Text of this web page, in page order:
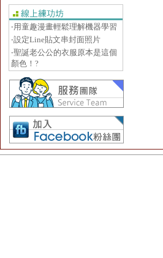
‧用童趣漫畫輕鬆理解機器學習
‧設定Line貼文串封面照片
‧聖誕老公公的衣服原本是這個
顏色！?